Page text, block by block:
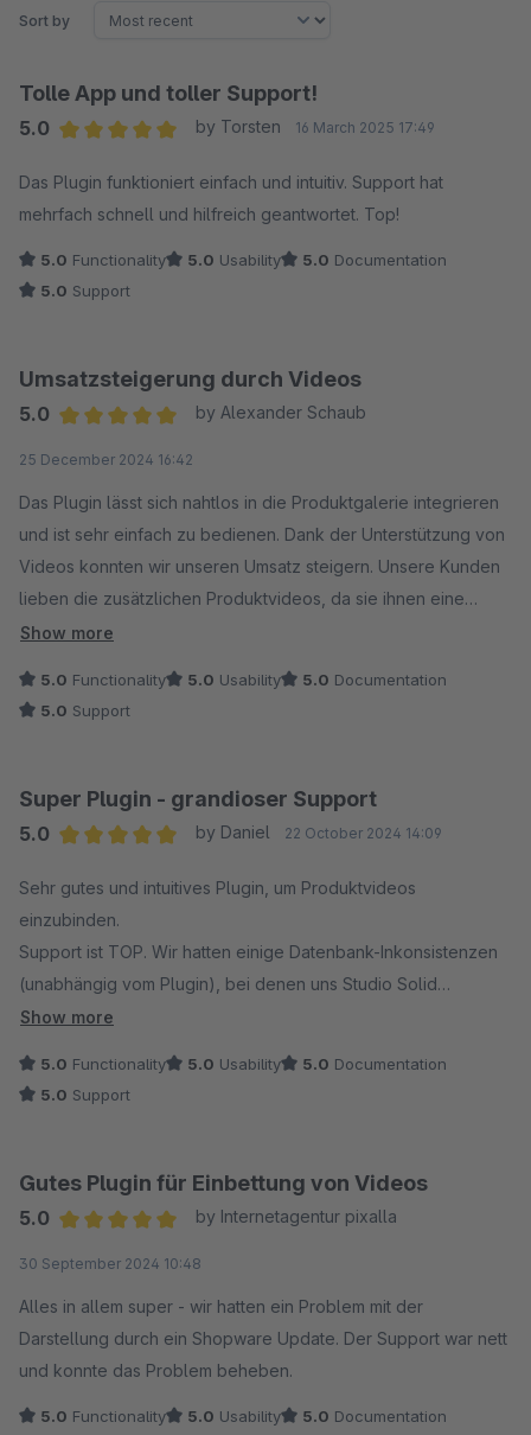
Sort by
Tolle App und toller Support!
5.0
by Torsten 16 March 2025 17:49
Das Plugin funktioniert einfach und intuitiv. Support hat
mehrfach schnell und hilfreich geantwortet. Top!
5.0 Functionality 5.0 Usability 5.0 Documentation
5.0 Support
Umsatzsteigerung durch Videos
5.0
by Alexander Schaub
25 December 2024 16:42
Das Plugin lässt sich nahtlos in die Produktgalerie integrieren
und ist sehr einfach zu bedienen. Dank der Unterstützung von
Videos konnten wir unseren Umsatz steigern. Unsere Kunden
lieben die zusätzlichen Produktvideos, da sie ihnen eine
bessere Kaufentscheidung ermöglichen. Eine klare
Show more
5.0 Functionality 5.0 Usability 5.0 Documentation
5.0 Support
Super Plugin - grandioser Support
5.0
by Daniel 22 October 2024 14:09
Sehr gutes und intuitives Plugin, um Produktvideos
einzubinden.
Support ist TOP. Wir hatten einige Datenbank-Inkonsistenzen
(unabhängig vom Plugin), bei denen uns Studio Solid
mehrfach unterstützt hat und bei der Behebung des Problems
Show more
5.0 Functionality 5.0 Usability 5.0 Documentation
5.0 Support
Gutes Plugin für Einbettung von Videos
5.0
by Internetagentur pixalla
30 September 2024 10:48
Alles in allem super - wir hatten ein Problem mit der
Darstellung durch ein Shopware Update. Der Support war nett
und konnte das Problem beheben.
5.0 Functionality 5.0 Usability 5.0 Documentation